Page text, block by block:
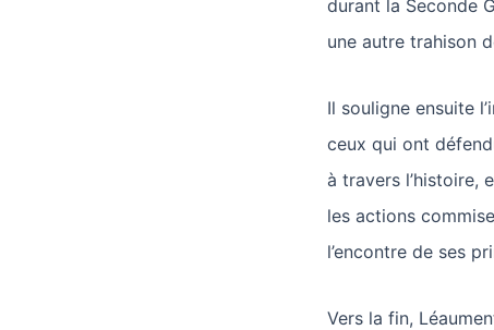
durant la Seconde
une autre trahison
Il souligne ensuite
ceux qui ont
à travers l’histoire,
les actions
l’encontre de ses
Vers la fin,